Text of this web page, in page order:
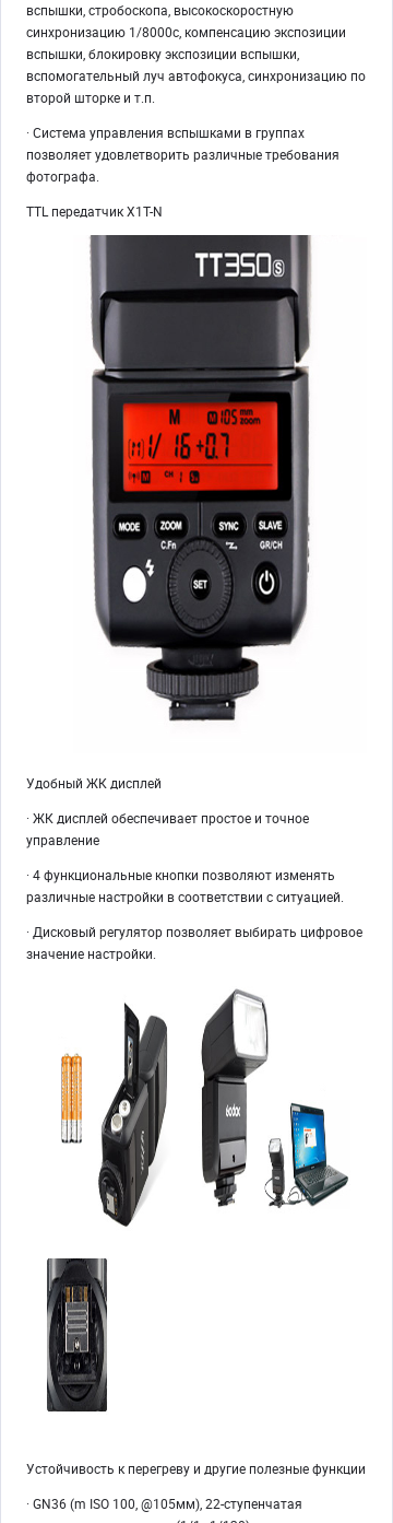
вспышки, стробоскопа, высокоскоростную
синхронизацию 1/8000с, компенсацию экспозиции
вспышки, блокировку экспозиции вспышки,
вспомогательный луч автофокуса, синхронизацию по
второй шторке и т.п.
· Система управления вспышками в группах
позволяет удовлетворить различные требования
фотографа.
TTL передатчик X1T-N
Удобный ЖК дисплей
· ЖК дисплей обеспечивает простое и точное
управление
· 4 функциональные кнопки позволяют изменять
различные настройки в соответствии с ситуацией.
· Дисковый регулятор позволяет выбирать цифровое
значение настройки.
Устойчивость к перегреву и другие полезные функции
· GN36 (m ISO 100, @105мм), 22-ступенчатая